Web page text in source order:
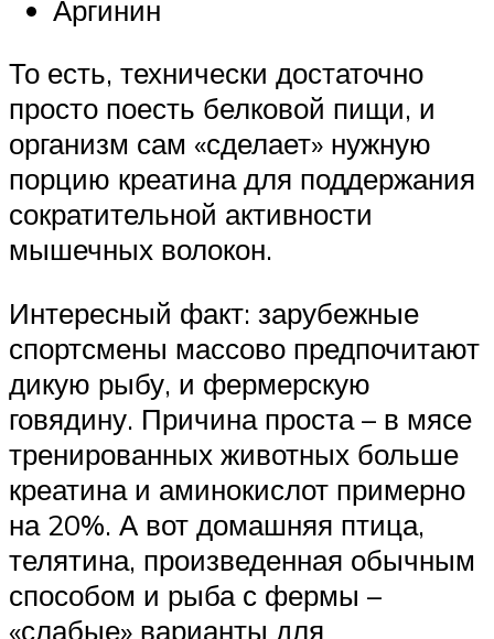
Аргинин
То есть, технически достаточно
просто поесть белковой пищи, и
организм сам «сделает» нужную
порцию креатина для поддержания
сократительной активности
мышечных волокон.
Интересный факт: зарубежные
спортсмены массово предпочитают
дикую рыбу, и фермерскую
говядину. Причина проста – в мясе
тренированных животных больше
креатина и аминокислот примерно
на 20%. А вот домашняя птица,
телятина, произведенная обычным
способом и рыба с фермы –
«слабые» варианты для